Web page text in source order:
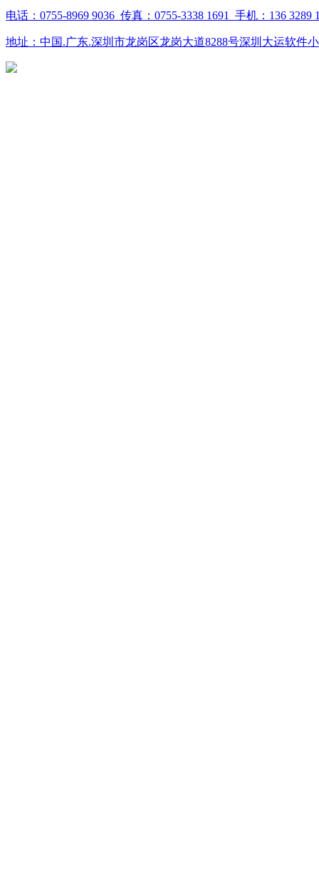
电话：0755-8969 9036 传真：0755-3338 1691 手机：136 3289
地址：中国.广东.深圳市龙岗区龙岗大道8288号深圳大运软件